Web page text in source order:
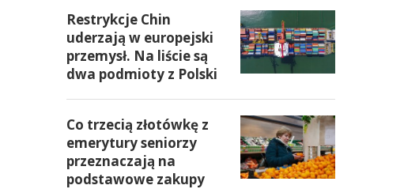
Restrykcje Chin
uderzają w europejski
przemysł. Na liście są
dwa podmioty z Polski
Co trzecią złotówkę z
emerytury seniorzy
przeznaczają na
podstawowe zakupy